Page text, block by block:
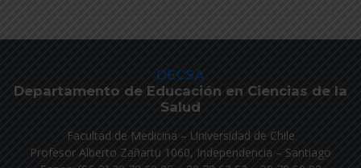
DECSA
Departamento de Educación en Ciencias de la
Salud
Facultad de Medicina – Universidad de Chile
Profesor Alberto Zañartu 1060, Independencia – Santiago